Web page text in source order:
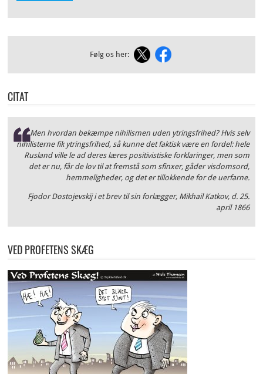
Følg os her:
CITAT
Men hvordan bekæmpe nihilismen uden ytringsfrihed? Hvis selv
nihilisterne fik ytringsfrihed, så kunne det faktisk være en fordel: hele
Rusland ville le ad deres læres positivistiske forklaringer, men som
det er nu, får de lov til at fremstå som sfinxer, gåder visdomsord,
hemmeligheder, og det er tillokkende for de uerfarne.
Fjodor Dostojevskij i et brev til sin forlægger, Mikhail Katkov, d. 25.
april 1866
VED PROFETENS SKÆG